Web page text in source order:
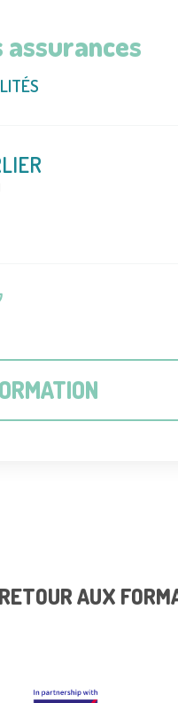
assurances
RETOUR AUX